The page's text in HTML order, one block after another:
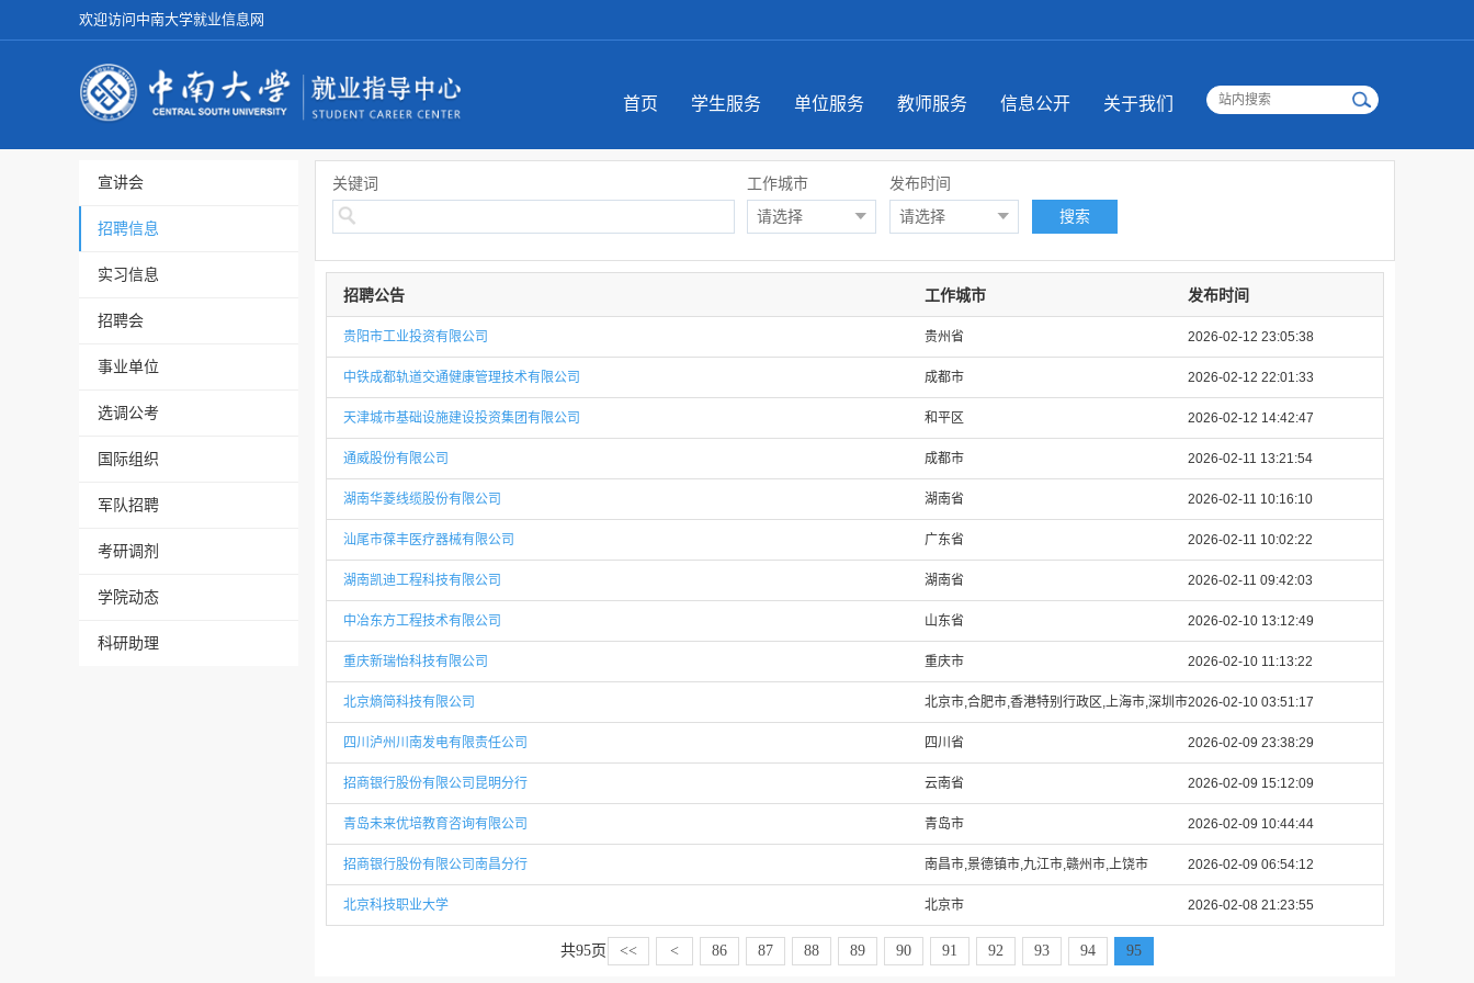
欢迎访问中南大学就业信息网
首页 学生服务 单位服务 教师服务 信息公开 关于我们
宣讲会
招聘信息
实习信息
招聘会
事业单位
选调公考
国际组织
军队招聘
考研调剂
学院动态
科研助理
关键词
工作城市
请选择
发布时间
请选择
搜索
招聘公告 工作城市 发布时间
贵阳市工业投资有限公司 贵州省 2026-02-12 23:05:38
中铁成都轨道交通健康管理技术有限公司 成都市 2026-02-12 22:01:33
天津城市基础设施建设投资集团有限公司 和平区 2026-02-12 14:42:47
通威股份有限公司 成都市 2026-02-11 13:21:54
湖南华菱线缆股份有限公司 湖南省 2026-02-11 10:16:10
汕尾市葆丰医疗器械有限公司 广东省 2026-02-11 10:02:22
湖南凯迪工程科技有限公司 湖南省 2026-02-11 09:42:03
中冶东方工程技术有限公司 山东省 2026-02-10 13:12:49
重庆新瑞怡科技有限公司 重庆市 2026-02-10 11:13:22
北京熵简科技有限公司 北京市,合肥市,香港特别行政区,上海市,深圳市2026-02-10 03:51:17
四川泸州川南发电有限责任公司 四川省 2026-02-09 23:38:29
招商银行股份有限公司昆明分行 云南省 2026-02-09 15:12:09
青岛未来优培教育咨询有限公司 青岛市 2026-02-09 10:44:44
招商银行股份有限公司南昌分行 南昌市,景德镇市,九江市,赣州市,上饶市 2026-02-09 06:54:12
北京科技职业大学 北京市 2026-02-08 21:23:55
共95页 << < 86 87 88 89 90 91 92 93 94 95